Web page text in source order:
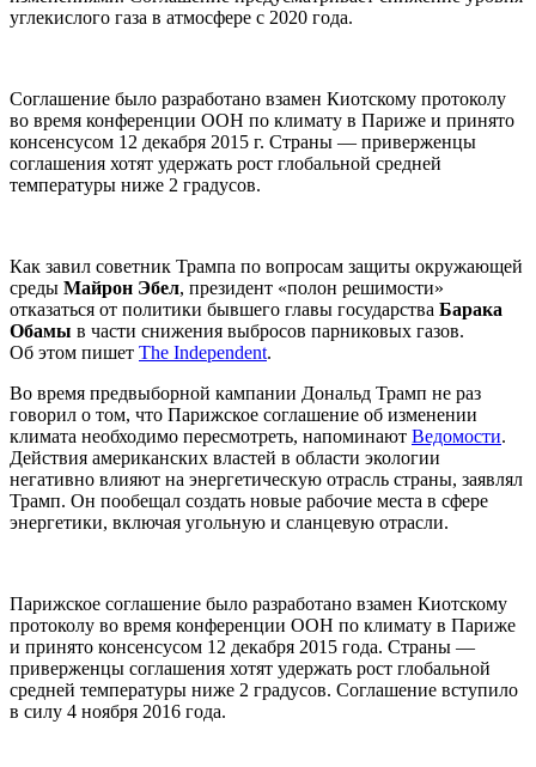
углекислого газа в атмосфере с 2020 года.
Соглашение было разработано взамен Киотскому протоколу
во время конференции ООН по климату в Париже и принято
консенсусом 12 декабря 2015 г. Страны — приверженцы
соглашения хотят удержать рост глобальной средней
температуры ниже 2 градусов.
Как завил советник Трампа по вопросам защиты окружающей
среды Майрон Эбел, президент «полон решимости»
отказаться от политики бывшего главы государства Барака
Обамы в части снижения выбросов парниковых газов.
Об этом пишет The Independent.
Во время предвыборной кампании Дональд Трамп не раз
говорил о том, что Парижское соглашение об изменении
климата необходимо пересмотреть, напоминают Ведомости.
Действия американских властей в области экологии
негативно влияют на энергетическую отрасль страны, заявлял
Трамп. Он пообещал создать новые рабочие места в сфере
энергетики, включая угольную и сланцевую отрасли.
Парижское соглашение было разработано взамен Киотскому
протоколу во время конференции ООН по климату в Париже
и принято консенсусом 12 декабря 2015 года. Страны —
приверженцы соглашения хотят удержать рост глобальной
средней температуры ниже 2 градусов. Соглашение вступило
в силу 4 ноября 2016 года.